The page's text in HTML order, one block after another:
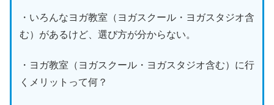
・いろんなヨガ教室（ヨガスクール・ヨガスタジオ含
む）があるけど、選び方が分からない。
・ヨガ教室（ヨガスクール・ヨガスタジオ含む）に行
くメリットって何？